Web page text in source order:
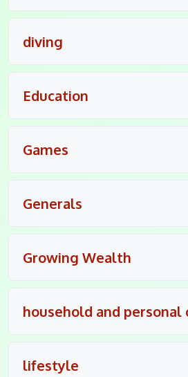
diving
Education
Games
Generals
Growing Wealth
household and personal
lifestyle